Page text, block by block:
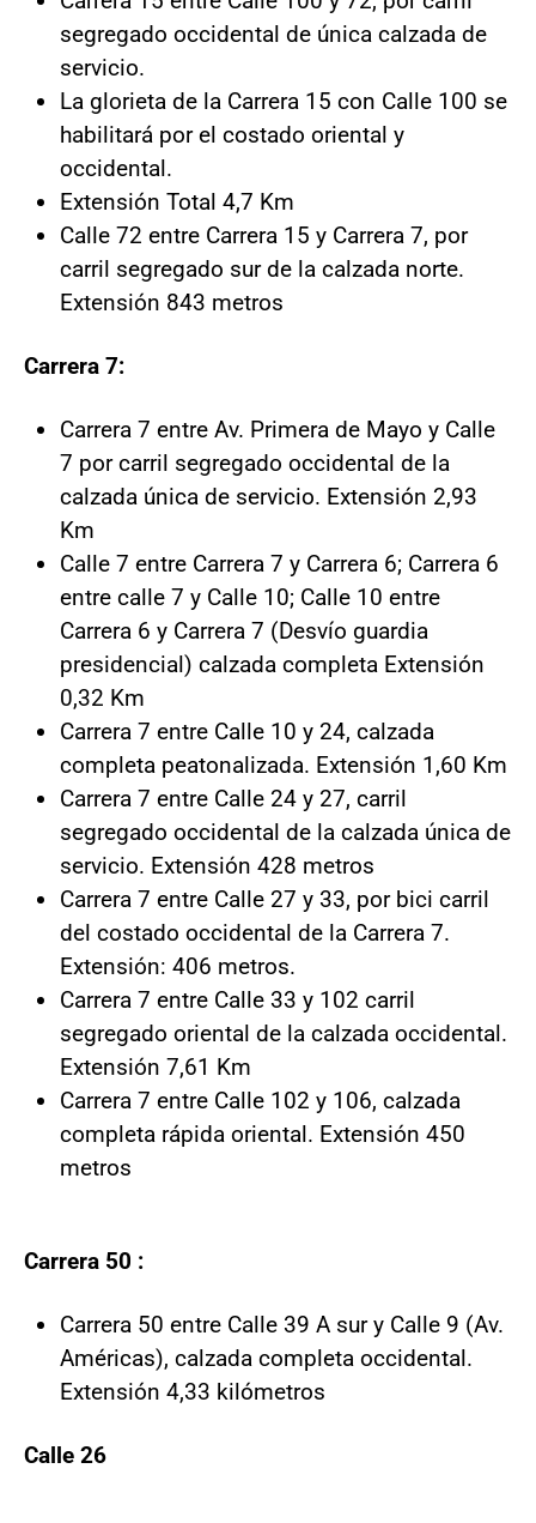
segregado occidental de única calzada de
servicio.
La glorieta de la Carrera 15 con Calle 100 se
habilitará por el costado oriental y
occidental.
Extensión Total 4,7 Km
Calle 72 entre Carrera 15 y Carrera 7, por
carril segregado sur de la calzada norte.
Extensión 843 metros
Carrera 7:
Carrera 7 entre Av. Primera de Mayo y Calle
7 por carril segregado occidental de la
calzada única de servicio. Extensión 2,93
Km
Calle 7 entre Carrera 7 y Carrera 6; Carrera 6
entre calle 7 y Calle 10; Calle 10 entre
Carrera 6 y Carrera 7 (Desvío guardia
presidencial) calzada completa Extensión
0,32 Km
Carrera 7 entre Calle 10 y 24, calzada
completa peatonalizada. Extensión 1,60 Km
Carrera 7 entre Calle 24 y 27, carril
segregado occidental de la calzada única de
servicio. Extensión 428 metros
Carrera 7 entre Calle 27 y 33, por bici carril
del costado occidental de la Carrera 7.
Extensión: 406 metros.
Carrera 7 entre Calle 33 y 102 carril
segregado oriental de la calzada occidental.
Extensión 7,61 Km
Carrera 7 entre Calle 102 y 106, calzada
completa rápida oriental. Extensión 450
metros
Carrera 50 :
Carrera 50 entre Calle 39 A sur y Calle 9 (Av.
Américas), calzada completa occidental.
Extensión 4,33 kilómetros
Calle 26